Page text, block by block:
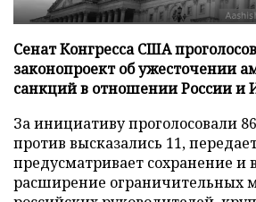
Сенат Конгресса США
законопроект об ужесточении
санкций в отношении России и
За инициативу проголосовали
против высказались 11,
предусматривает сохранение и
расширение ограничительных